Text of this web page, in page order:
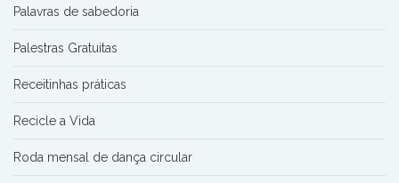
Palavras de sabedoria
Palestras Gratuitas
Receitinhas práticas
Recicle a Vida
Roda mensal de dança circular